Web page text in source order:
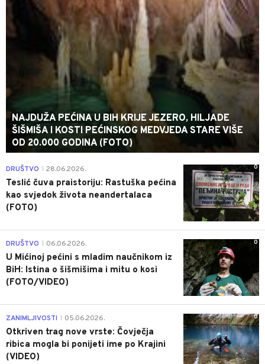
NAJDUŽA PEĆINA U BIH KRIJE JEZERO, HILJADE
ŠIŠMIŠA I KOSTI PEĆINSKOG MEDVJEDA STARE VIŠE
OD 20.000 GODINA (FOTO)
0
DRUŠTVO 28.06.2026.
Teslić čuva praistoriju: Rastuška pećina
kao svjedok života neandertalaca
(FOTO)
0
DRUŠTVO 06.06.2026.
U Mićinoj pećini s mladim naučnikom iz
BiH: Istina o šišmišima i mitu o kosi
(FOTO/VIDEO)
0
ZANIMLJIVOSTI 05.06.2026.
Otkriven trag nove vrste: Čovječja
ribica mogla bi ponijeti ime po Krajini
(VIDEO)